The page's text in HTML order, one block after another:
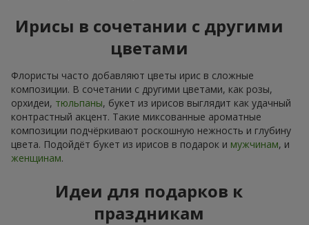
Ирисы в сочетании с другими
цветами
Флористы часто добавляют цветы ирис в сложные
композиции. В сочетании с другими цветами, как розы,
орхидеи, тюльпаны, букет из ирисов выглядит как удачный
контрастный акцент. Такие миксованные ароматные
композиции подчёркивают роскошную нежность и глубину
цвета. Подойдёт букет из ирисов в подарок и мужчинам, и
женщинам.
Идеи для подарков к
праздникам